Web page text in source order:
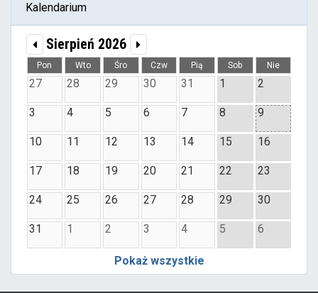
Kalendarium
Sierpień 2026
Pon Wto Śro Czw Pią Sob Nie
27 28 29 30 31 1 2
3 4 5 6 7 8 9
10 11 12 13 14 15 16
17 18 19 20 21 22 23
24 25 26 27 28 29 30
31 1 2 3 4 5 6
Pokaż wszystkie